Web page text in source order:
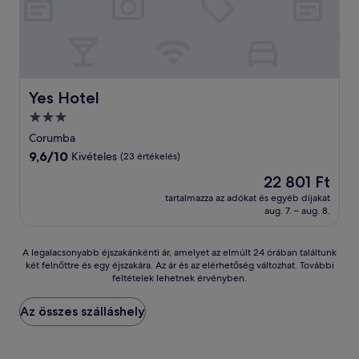
Yes Hotel
Yes Hotel
3.0
csillagos
szálláshely
Corumba
9.6
9,6/10 Kivételes (23 értékelés)
Az
ár
22 801 Ft
22 801 Ft
tartalmazza az adókat és egyéb díjakat
aug. 7. – aug. 8.
A
legalacsonyabb
ár,
amelyet
az
A legalacsonyabb éjszakánkénti ár, amelyet az elmúlt 24 órában találtunk
két felnőttre és egy éjszakára. Az ár és az elérhetőség változhat. További
feltételek lehetnek érvényben.
Az összes szálláshely